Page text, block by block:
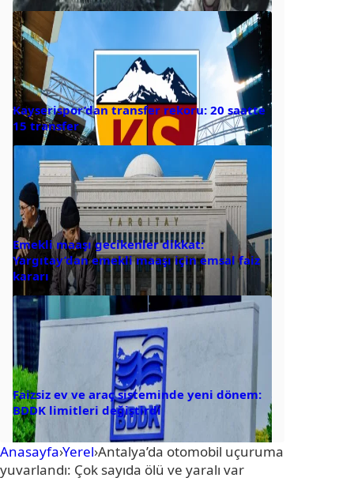
Kayserispor’dan transfer rekoru: 20 saatte
15 transfer
Emekli maaşı gecikenler dikkat:
Yargıtay’dan emekli maaşı için emsal faiz
kararı
Faizsiz ev ve araç sisteminde yeni dönem:
BDDK limitleri değiştirdi
Anasayfa›Yerel›Antalya’da otomobil uçuruma
yuvarlandı: Çok sayıda ölü ve yaralı var